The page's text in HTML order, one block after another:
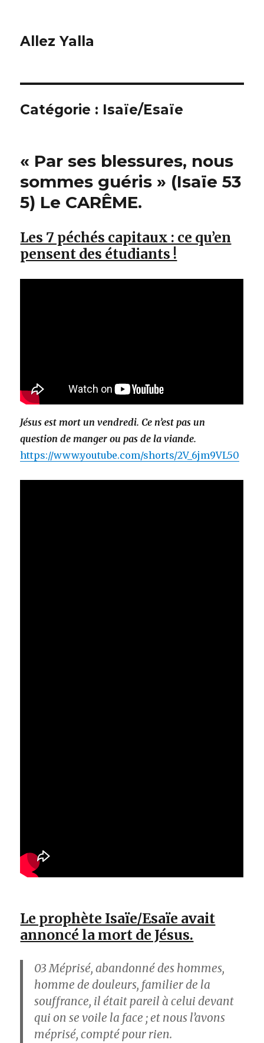
Allez Yalla
Catégorie : Isaïe/Esaïe
« Par ses blessures, nous
sommes guéris » (Isaïe 53
5) Le CARÊME.
Les 7 péchés capitaux : ce qu’en
pensent des étudiants !
Jésus est mort un vendredi. Ce n’est pas un
question de manger ou pas de la viande.
https://www.youtube.com/shorts/2V_6jm9VL50
Le prophète Isaïe/Esaïe avait
annoncé la mort de Jésus.
03Méprisé, abandonné des hommes,
homme de douleurs, familier de la
souffrance, il était pareil à celui devant
qui on se voile la face ; et nous l’avons
méprisé, compté pour rien.